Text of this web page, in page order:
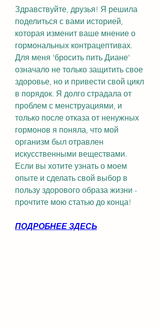
Здравствуйте, друзья! Я решила
поделиться с вами историей,
которая изменит ваше мнение о
гормональных контрацептивах.
Для меня 'бросить пить Диане'
означало не только защитить свое
здоровье, но и привести свой цикл
в порядок. Я долго страдала от
проблем с менструациями, и
только после отказа от ненужных
гормонов я поняла, что мой
организм был отравлен
искусственными веществами.
Если вы хотите узнать о моем
опыте и сделать свой выбор в
пользу здорового образа жизни -
прочтите мою статью до конца!
ПОДРОБНЕЕ ЗДЕСЬ